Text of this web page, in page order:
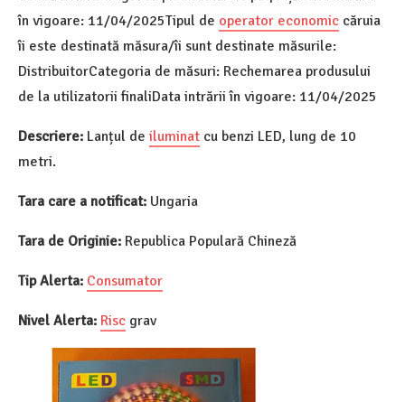
în vigoare: 11/04/2025Tipul de operator economic căruia
îi este destinată măsura/îi sunt destinate măsurile:
DistribuitorCategoria de măsuri: Rechemarea produsului
de la utilizatorii finaliData intrării în vigoare: 11/04/2025
Descriere: Lanțul de iluminat cu benzi LED, lung de 10
metri.
Tara care a notificat: Ungaria
Tara de Originie: Republica Populară Chineză
Tip Alerta: Consumator
Nivel Alerta: Risc grav